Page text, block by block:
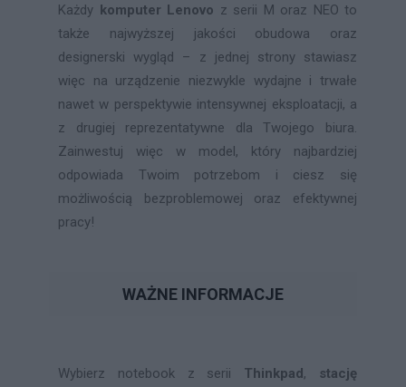
Każdy komputer Lenovo z serii M oraz NEO to
także najwyższej jakości obudowa oraz
designerski wygląd – z jednej strony stawiasz
więc na urządzenie niezwykle wydajne i trwałe
nawet w perspektywie intensywnej eksploatacji, a
z drugiej reprezentatywne dla Twojego biura.
Zainwestuj więc w model, który najbardziej
odpowiada Twoim potrzebom i ciesz się
możliwością bezproblemowej oraz efektywnej
pracy!
WAŻNE INFORMACJE
Wybierz notebook z serii Thinkpad, stację